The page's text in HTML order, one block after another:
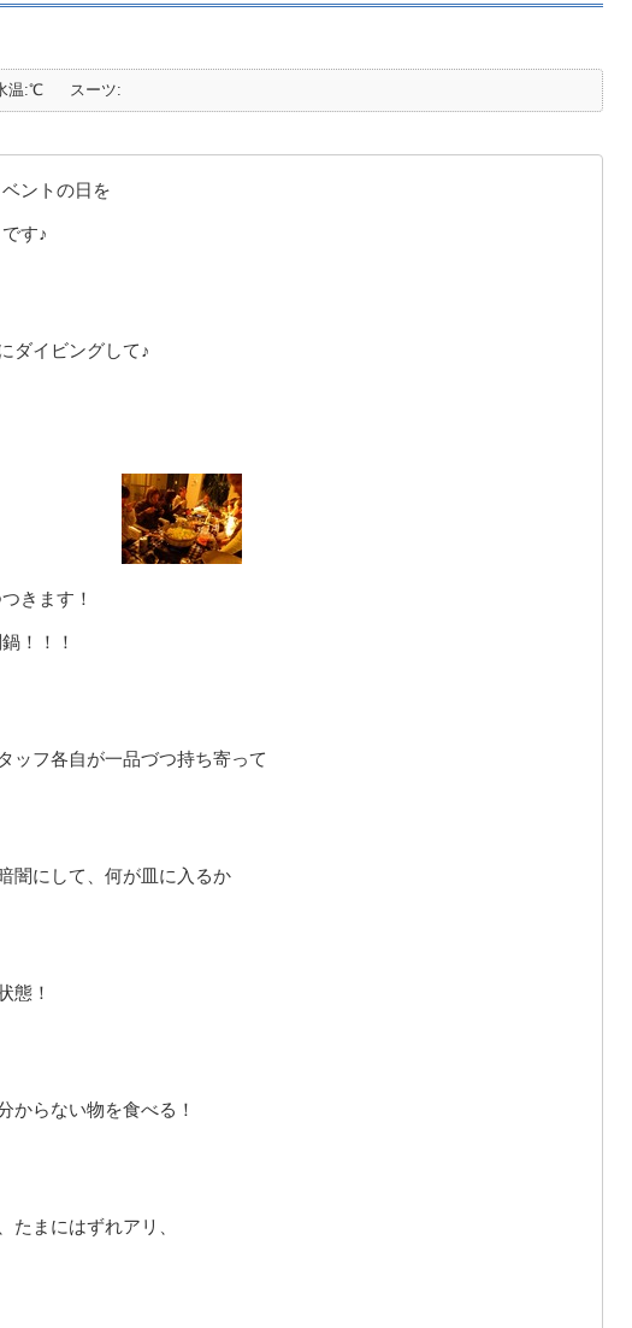
温:℃ スーツ:
ントの日を
す♪
ダイビングして♪
きます！
！！！
ッフ各自が一品づつ持ち寄って
闇にして、何が皿に入るか
態！
からない物を食べる！
たまにはずれアリ、